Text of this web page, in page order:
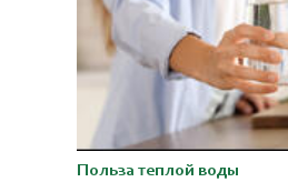
Польза теплой воды